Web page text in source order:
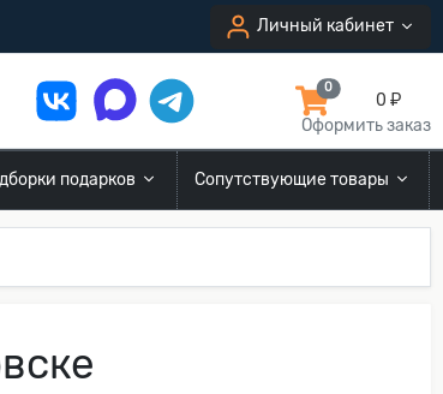
Личный кабинет
0
0 ₽
Оформить заказ
подарков Сопутствующие товары